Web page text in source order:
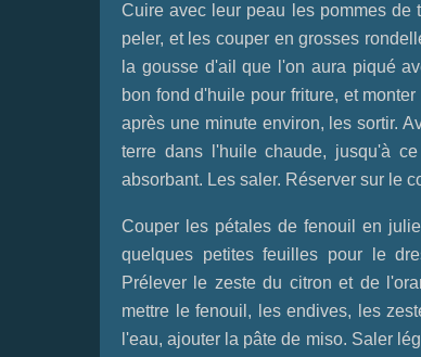
Cuire avec leur peau les pommes de
peler, et les couper en grosses
la gousse d'ail que l'on aura piqué
bon fond d'huile pour friture, et
après une minute environ, les sortir.
terre dans l'huile chaude, jusqu'à
absorbant. Les saler. Réserver sur le
Couper les pétales de fenouil en
quelques petites feuilles pour le
Prélever le zeste du citron et de
mettre le fenouil, les endives, les
l'eau, ajouter la pâte de miso. Saler